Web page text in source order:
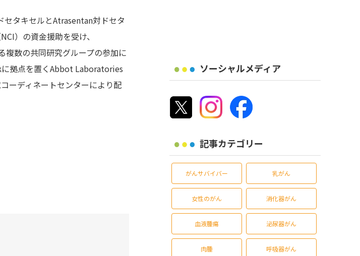
タキセルとAtrasentan対ドセタ
）の資金援助を受け、
数の共同研究グループの参加に
拠点を置くAbbot Laboratories
ーディネートセンターにより配
ソーシャルメディア
記事カテゴリー
がんサバイバー 乳がん
女性のがん 消化器がん
血液腫瘍 泌尿器がん
肉腫 呼吸器がん